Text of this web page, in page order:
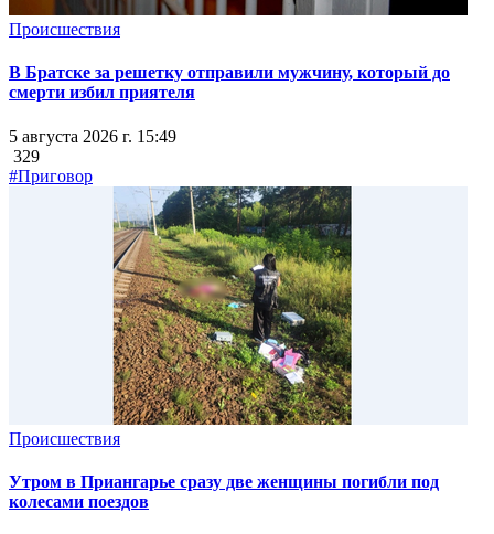
Происшествия
В Братске за решетку отправили мужчину, который до
смерти избил приятеля
5 августа 2026 г. 15:49
329
#Приговор
Происшествия
Утром в Приангарье сразу две женщины погибли под
колесами поездов